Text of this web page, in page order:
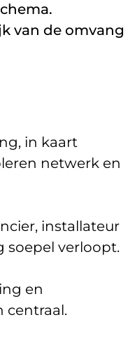
van de omvang
in kaart
netwerk en
installateur
soepel verloopt.
en
centraal.